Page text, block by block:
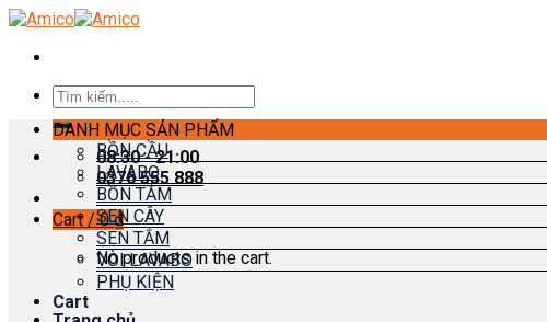
Skip
content
Search
for:
08:30 - 21:00
0376 555 888
Cart /0₫
No products in the cart.
Cart
DANH MỤC SẢN PHẨM
BỒN CẦU
LAVABO
BỒN TẮM
SEN CÂY
SEN TẮM
VÒI LAVABO
PHỤ KIỆN